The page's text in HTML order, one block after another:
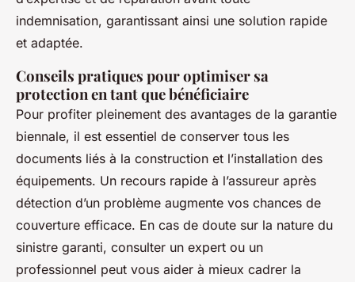
indemnisation, garantissant ainsi une solution rapide
et adaptée.
Conseils pratiques pour optimiser sa
protection en tant que bénéficiaire
Pour profiter pleinement des avantages de la garantie
biennale, il est essentiel de conserver tous les
documents liés à la construction et l’installation des
équipements. Un recours rapide à l’assureur après
détection d’un problème augmente vos chances de
couverture efficace. En cas de doute sur la nature du
sinistre garanti, consulter un expert ou un
professionnel peut vous aider à mieux cadrer la